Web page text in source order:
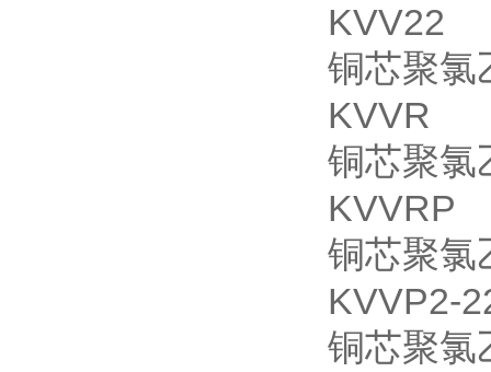
KVV22
铜芯聚氯
KVVR
铜芯聚氯
KVVRP
铜芯聚氯
KVVP2-
铜芯聚氯